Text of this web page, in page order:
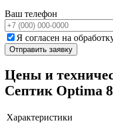
Ваш телефон
Я согласен на
Цены и
Септик Optima
Характеристики